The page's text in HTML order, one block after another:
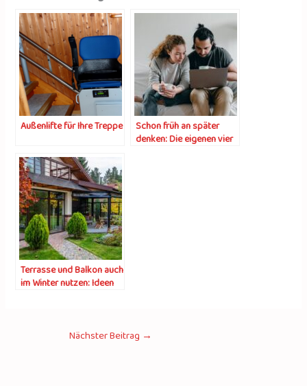
Außenlifte für Ihre Treppe
Schon früh an später
denken: Die eigenen vier
Terrasse und Balkon auch
im Winter nutzen: Ideen
Nächster Beitrag →